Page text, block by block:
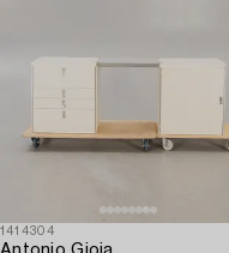
1414304